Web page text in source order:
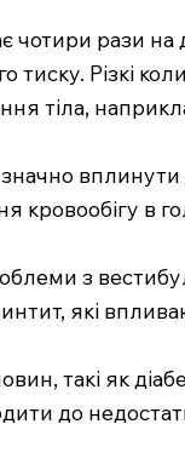
рази на
тиску. Різкі
тіла,
кровообігу в
з
які
такі як
до